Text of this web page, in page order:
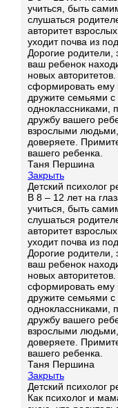
учиться, быть
слушаться
авторитет
уходит почва из под
Дорогие родители,
ваш ребенок
новых
сформировать ему
дружите семьями с
одноклассниками,
дружбу вашего
взрослыми
доверяете.
вашего ребенка.
Таня Першина
Закрыть
Детский психолог
В 8 – 12 лет на
учиться, быть
слушаться
авторитет
уходит почва из под
Дорогие родители,
ваш ребенок
новых
сформировать ему
дружите семьями с
одноклассниками,
дружбу вашего
взрослыми
доверяете.
вашего ребенка.
Таня Першина
Закрыть
Детский психолог
Как психолог и